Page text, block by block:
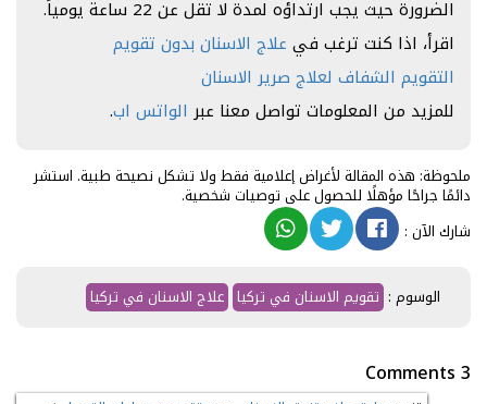
الضرورة حيث يجب ارتداؤه لمدة لا تقل عن 22 ساعة يومياً.
اقرأ، اذا كنت ترغب في علاج الاسنان بدون تقويم
التقويم الشفاف لعلاج صرير الاسنان
للمزيد من المعلومات تواصل معنا عبر الواتس اب.
ملحوظة: هذه المقالة لأغراض إعلامية فقط ولا تشكل نصيحة طبية. استشر
دائمًا جراحًا مؤهلًا للحصول على توصيات شخصية.
شارك الآن :
الوسوم : تقويم الاسنان في تركيا علاج الاسنان في تركيا
3 Comments